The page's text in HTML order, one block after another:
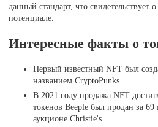
данный стандарт, что свидетельствует
потенциале.
Интересные факты о
Первый известный NFT был
названием CryptoPunks.
В 2021 году продажа NFT
токенов Beeple был продан за
аукционе Christie's.